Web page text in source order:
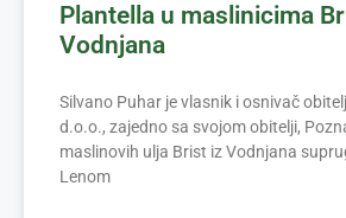
Plantella u maslinicima
Vodnjana
Silvano Puhar je vlasnik i osnivač
d.o.o., zajedno sa svojom obitelji,
maslinovih ulja Brist iz Vodnjana
Lenom